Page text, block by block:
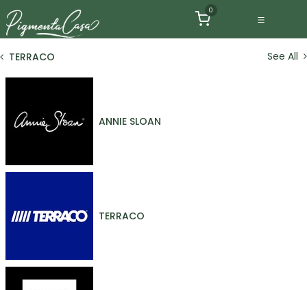
Ir al contenido 0
TERRACO See All
ANNIE SLOAN
TERRACO